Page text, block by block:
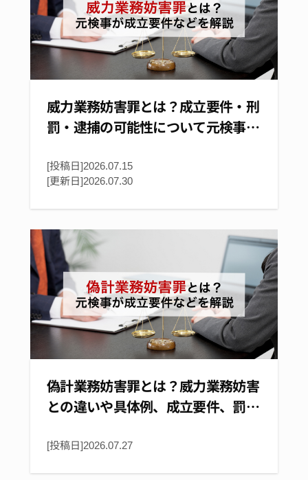
威力業務妨害罪とは？成立要件・刑
罰・逮捕の可能性について元検事…
[投稿日]2026.07.15
[更新日]2026.07.30
偽計業務妨害罪とは？威力業務妨害
との違いや具体例、成立要件、罰…
[投稿日]2026.07.27